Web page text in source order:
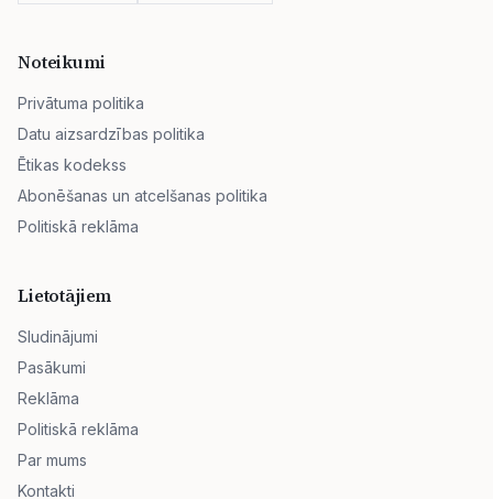
Noteikumi
Privātuma politika
Datu aizsardzības politika
Ētikas kodekss
Abonēšanas un atcelšanas politika
Politiskā reklāma
Lietotājiem
Sludinājumi
Pasākumi
Reklāma
Politiskā reklāma
Par mums
Kontakti